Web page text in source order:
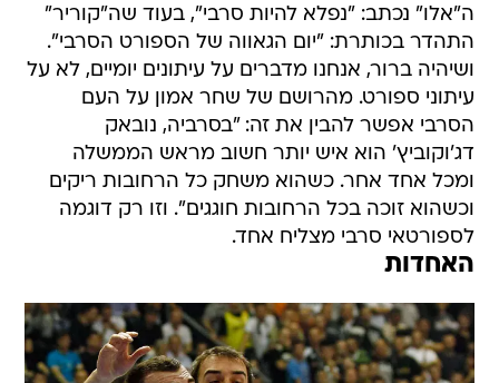
ה"אלו" נכתב: "נפלא להיות סרבי", בעוד שה"קוריר"
התהדר בכותרת: "יום הגאווה של הספורט הסרבי".
ושיהיה ברור, אנחנו מדברים על עיתונים יומיים, לא על
עיתוני ספורט. מהרושם של שחר אמון על העם
הסרבי אפשר להבין את זה: "בסרביה, נובאק
דג'וקוביץ' הוא איש יותר חשוב מראש הממשלה
ומכל אחד אחר. כשהוא משחק כל הרחובות ריקים
וכשהוא זוכה בכל הרחובות חוגגים". וזו רק דוגמה
לספורטאי סרבי מצליח אחד.
האחדות